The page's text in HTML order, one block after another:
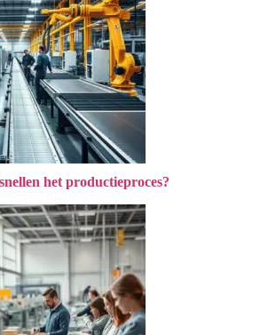
het productieproces?